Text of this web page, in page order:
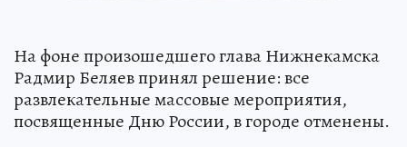
На фоне произошедшего глава Нижнекамска
Радмир Беляев принял решение: все
развлекательные массовые мероприятия,
посвященные Дню России, в городе отменены.